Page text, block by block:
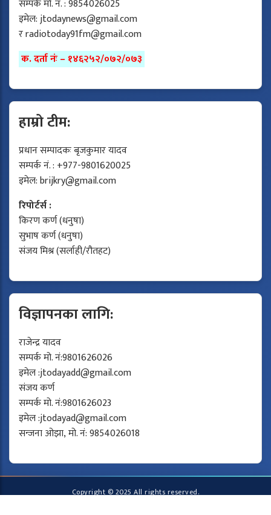
सम्पर्क मो. नं. : 9854026025
इमेल:jtodaynews@gmail.com
रradiotoday91fm@gmail.com
क. दर्ता नंः – १४६२५२/०७२/०७३
हाम्रो टीम:
प्रधान सम्पादकः बृजकुमार यादव
सम्पर्क नं. : +977-9801620025
इमेल:brijkry@gmail.com
रिपोर्टर्स :
किरण कर्ण (धनुषा)
सुभाष कर्ण (धनुषा)
संजय मिश्र (सर्लाही/रौतहट)
विज्ञापनका लागि:
राजेन्द्र यादव
सम्पर्क मो. नं:9801626026
इमेल :jtodayadd@gmail.com
संजय कर्ण
सम्पर्क मो. नं:9801626023
इमेल :jtodayad@gmail.com
सन्जना ओझा, मो. नं: 9854026018
Copyright © 2025 All rights reserved.